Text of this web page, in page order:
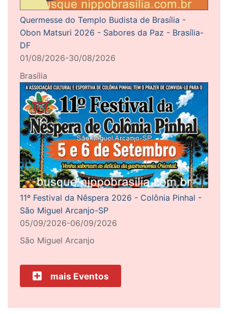
Quermesse do Templo Budista de Brasília -
Obon Matsuri 2026 - Sabores da Paz - Brasília-
DF
01/08/2026-30/08/2026
Brasília
11º Festival da Nêspera 2026 - Colônia Pinhal -
São Miguel Arcanjo-SP
05/09/2026-06/09/2026
São Miguel Arcanjo
mais Eventos